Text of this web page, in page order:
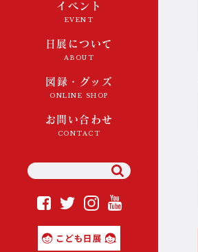
イベント
EVENT
日展について
ABOUT
図録・グッズ
ONLINE SHOP
お問い合わせ
CONTACT
Facebook
TwitterInstagram